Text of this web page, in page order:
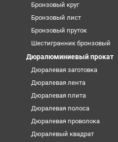
Бронзовый круг
Бронзовый лист
Бронзовый пруток
Шестигранник бронзовый
Дюралюминиевый прокат
Дюралевая заготовка
Дюралевая лента
Дюралевая плита
Дюралевая полоса
Дюралевая проволока
Дюралевый квадрат